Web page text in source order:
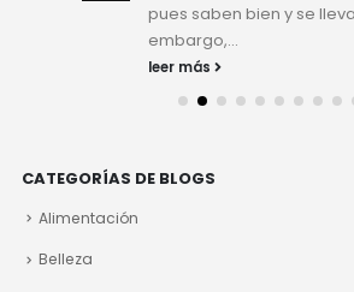
pues saben bien y se llevan con
embargo,...
leer más